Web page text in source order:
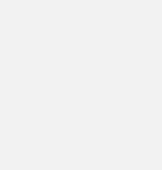
公的個
。
行った
シス
とし